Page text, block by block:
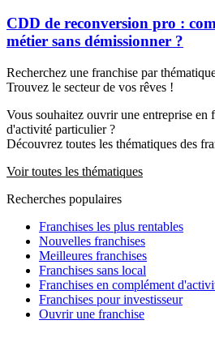
CDD de reconversion pro :
métier sans démissionner ?
Recherchez une franchise par
Trouvez le secteur de vos rêves !
Vous souhaitez ouvrir une entreprise en
d'activité particulier ?
Découvrez toutes les thématiques des
Voir toutes les thématiques
Recherches populaires
Franchises les plus rentables
Nouvelles franchises
Meilleures franchises
Franchises sans local
Franchises en complément
Franchises pour investisseur
Ouvrir une franchise